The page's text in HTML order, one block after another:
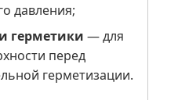
давления;
герметики — для
перед
герметизации.